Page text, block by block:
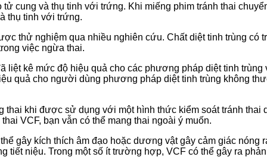
và
bé
cung và thụ tinh với trứng. Khi miếng phim tránh thai
thụ tinh với trứng.
thử nghiệm qua nhiều nghiên cứu. Chất diệt tinh trùng
việc ngừa thai.
liệt kê mức độ hiệu quả cho các phương pháp diệt tinh
quả cho người dùng phương pháp diệt tinh trùng không
khi được sử dụng với một hình thức kiểm soát tránh
VCF, bạn vẫn có thể mang thai ngoài ý muốn.
gây kích thích âm đạo hoặc dương vật gây cảm giác nóng
tiết niệu. Trong một số ít trường hợp, VCF có thể gây ra